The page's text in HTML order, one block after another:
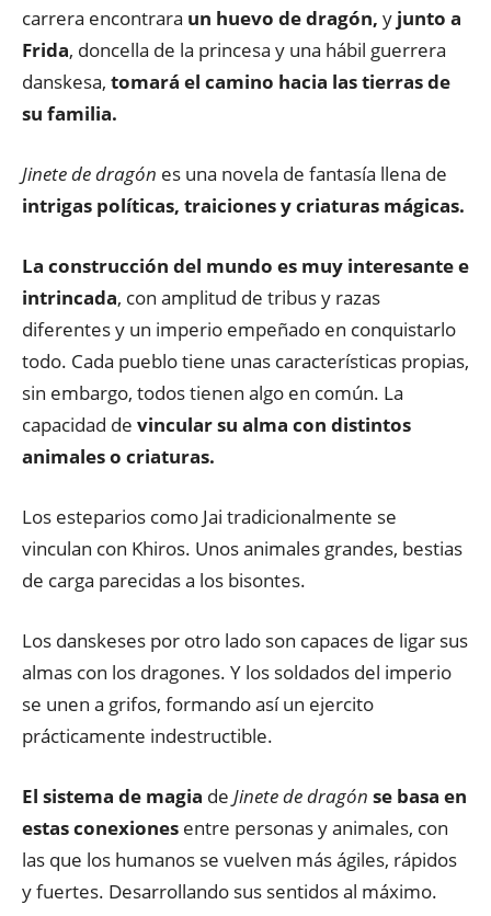
carrera encontrara un huevo de dragón, y junto a
Frida, doncella de la princesa y una hábil guerrera
danskesa, tomará el camino hacia las tierras de
su familia.
Jinete de dragón es una novela de fantasía llena de
intrigas políticas, traiciones y criaturas mágicas.
La construcción del mundo es muy interesante e
intrincada, con amplitud de tribus y razas
diferentes y un imperio empeñado en conquistarlo
todo. Cada pueblo tiene unas características propias,
sin embargo, todos tienen algo en común. La
capacidad de vincular su alma con distintos
animales o criaturas.
Los esteparios como Jai tradicionalmente se
vinculan con Khiros. Unos animales grandes, bestias
de carga parecidas a los bisontes.
Los danskeses por otro lado son capaces de ligar sus
almas con los dragones. Y los soldados del imperio
se unen a grifos, formando así un ejercito
prácticamente indestructible.
El sistema de magia de Jinete de dragón se basa en
estas conexiones entre personas y animales, con
las que los humanos se vuelven más ágiles, rápidos
y fuertes. Desarrollando sus sentidos al máximo.